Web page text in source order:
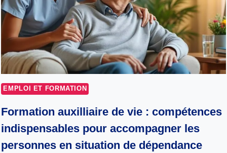
EMPLOI ET FORMATION
Formation auxilliaire de vie : compétences
indispensables pour accompagner les
personnes en situation de dépendance